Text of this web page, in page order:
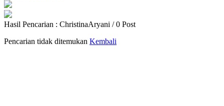
Hasil Pencarian : ChristinaAryani / 0 Post
Pencarian tidak ditemukan Kembali